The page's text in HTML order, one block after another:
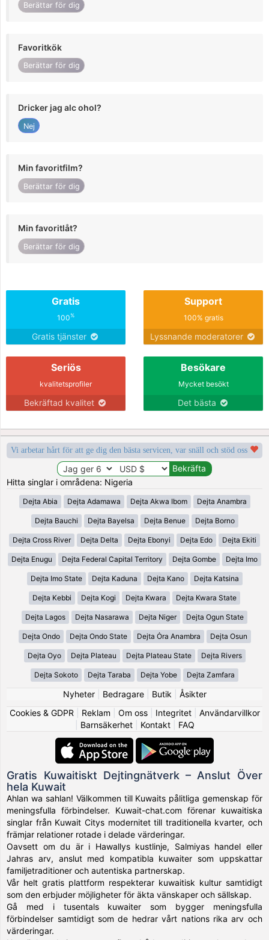
Berättar för dig
Favoritkök
Berättar för dig
Dricker jag alc ohol?
Nej
Min favoritfilm?
Berättar för dig
Min favoritlåt?
Berättar för dig
Gratis
100%
Gratis tjänster
Support
100% gratis
Lyssnande moderatorer
Seriös
kvalitetsprofiler
Bekräftad kvalitet
Besökare
Mycket besökt
Det bästa
Vi arbetar hårt för att ge dig den bästa servicen, var snäll och stöd oss
Hitta singlar i områdena: Nigeria
Dejta Abia Dejta Adamawa Dejta Akwa Ibom Dejta Anambra
Dejta Bauchi Dejta Bayelsa Dejta Benue Dejta Borno
Dejta Cross River Dejta Delta Dejta Ebonyi Dejta Edo Dejta Ekiti
Dejta Enugu Dejta Federal Capital Territory Dejta Gombe Dejta Imo
Dejta Imo State Dejta Kaduna Dejta Kano Dejta Katsina
Dejta Kebbi Dejta Kogi Dejta Kwara Dejta Kwara State
Dejta Lagos Dejta Nasarawa Dejta Niger Dejta Ogun State
Dejta Ondo Dejta Ondo State Dejta Ȯra Anambra Dejta Osun
Dejta Oyo Dejta Plateau Dejta Plateau State Dejta Rivers
Dejta Sokoto Dejta Taraba Dejta Yobe Dejta Zamfara
Nyheter| Bedragare| Butik
Åsikter
Cookies & GDPR
Reklam Om oss| Integritet| Användarvillkor
Barnsäkerhet| Kontakt| FAQ
Gratis Kuwaitiskt Dejtingnätverk – Anslut Över
hela Kuwait
Ahlan wa sahlan! Välkommen till Kuwaits pålitliga gemenskap för
meningsfulla förbindelser. Kuwait-chat.com förenar kuwaitiska
singlar från Kuwait Citys modernitet till traditionella kvarter, och
främjar relationer rotade i delade värderingar.
Oavsett om du är i Hawallys kustlinje, Salmiyas handel eller
Jahras arv, anslut med kompatibla kuwaiter som uppskattar
familjetraditioner och autentiska partnerskap.
Vår helt gratis plattform respekterar kuwaitisk kultur samtidigt
som den erbjuder möjligheter för äkta vänskaper och sällskap.
Gå med i tusentals kuwaiter som bygger meningsfulla
förbindelser samtidigt som de hedrar vårt nations rika arv och
värderingar.